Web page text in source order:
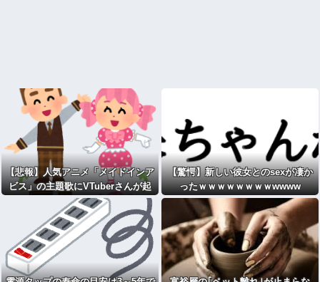
【悲報】人気アニメ「メイドインア
ビス」の主題歌にVTuberさんが起
用されてまたまたまた炎上、もう何
回目だよ…
【驚愕】新しい彼女とのsexが凄か
ったｗｗｗｗｗｗｗｗwwww